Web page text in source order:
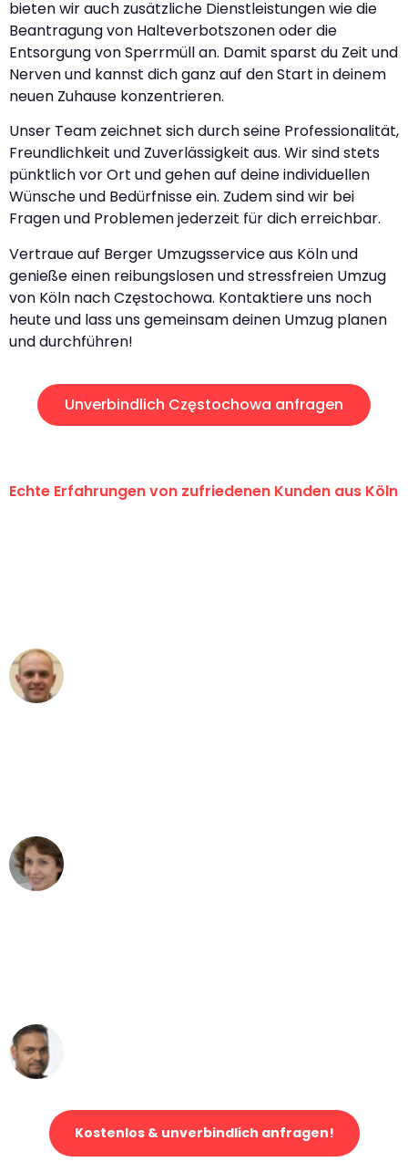
bieten wir auch zusätzliche Dienstleistungen wie die
Beantragung von Halteverbotszonen oder die
Entsorgung von Sperrmüll an. Damit sparst du Zeit und
Nerven und kannst dich ganz auf den Start in deinem
neuen Zuhause konzentrieren.
Unser Team zeichnet sich durch seine Professionalität,
Freundlichkeit und Zuverlässigkeit aus. Wir sind stets
pünktlich vor Ort und gehen auf deine individuellen
Wünsche und Bedürfnisse ein. Zudem sind wir bei
Fragen und Problemen jederzeit für dich erreichbar.
Vertraue auf Berger Umzugsservice aus Köln und
genieße einen reibungslosen und stressfreien Umzug
von Köln nach Częstochowa. Kontaktiere uns noch
heute und lass uns gemeinsam deinen Umzug planen
und durchführen!
Unverbindlich Częstochowa anfragen
Echte Erfahrungen von zufriedenen Kunden aus Köln
Kostenlos & unverbindlich anfragen!